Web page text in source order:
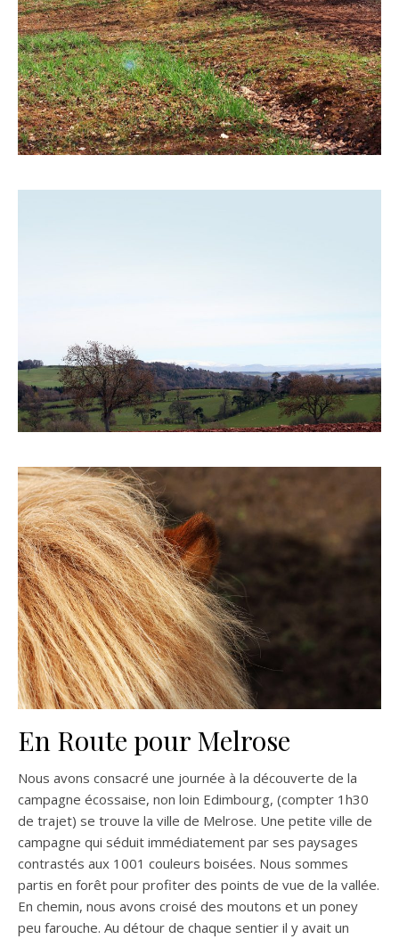
En Route pour Melrose
Nous avons consacré une journée à la découverte de la
campagne écossaise, non loin Edimbourg, (compter 1h30
de trajet) se trouve la ville de Melrose. Une petite ville de
campagne qui séduit immédiatement par ses paysages
contrastés aux 1001 couleurs boisées. Nous sommes
partis en forêt pour profiter des points de vue de la vallée.
En chemin, nous avons croisé des moutons et un poney
peu farouche. Au détour de chaque sentier il y avait un